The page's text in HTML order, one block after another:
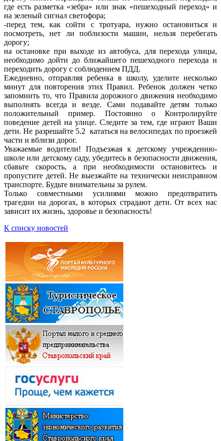
где есть разметка «зебра» или знак «пешеходный переход» и
на зеленый сигнал светофора;
-перед тем, как сойти с тротуара, нужно остановиться и
посмотреть, нет ли поблизости машин, нельзя перебегать
дорогу;
на остановке при выходе из автобуса, для перехода улицы,
необходимо дойти до ближайшего пешеходного перехода и
переходить дорогу с соблюдением ПДД.
Ежедневно, отправляя ребенка в школу, уделите несколько
минут для повторения этих Правил. Ребенок должен четко
запомнить то, что Правила дорожного движения необходимо
выполнять всегда и везде. Сами подавайте детям только
положительный пример. Постоянно о Контролируйте
поведение детей на улице. Следите за тем, где играют Ваши
дети. Не разрешайте 5.2 кататься на велосипедах по проезжей
части и вблизи дорог.
Уважаемые водители! Подъезжая к детскому учреждению-
школе или детскому саду, убедитесь в безопасности движения,
сбавьте скорость, а при необходимости остановитесь и
пропустите детей. Не выезжайте на технически неисправном
транспорте. Будьте внимательны за рулем.
Только совместными усилиями можно предотвратить
трагедии на дорогах, в которых страдают дети. От всех нас
зависит их жизнь, здоровье и безопасность!
К списку новостей